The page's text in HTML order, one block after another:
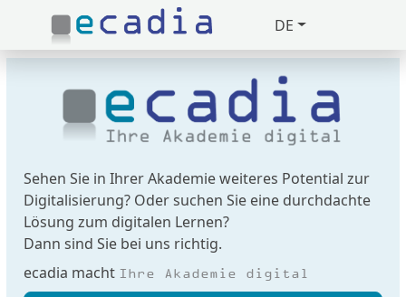
DE
Zuklappen
Loading
Loading
Loading
Loading
Sehen Sie in Ihrer Akademie weiteres Potential zur
Digitalisierung? Oder suchen Sie eine durchdachte
Lösung zum digitalen Lernen?
Dann sind Sie bei uns richtig.
ecadia macht Ihre Akademie digital